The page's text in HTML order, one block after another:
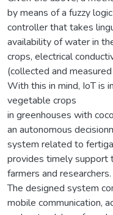
by means of a fuzzy logic
controller that takes
availability of water in
crops, electrical
(collected and
With this in mind, IoT is
vegetable crops
in greenhouses with
an autonomous
system related to
provides timely support
farmers and researchers.
The designed system
mobile communication,